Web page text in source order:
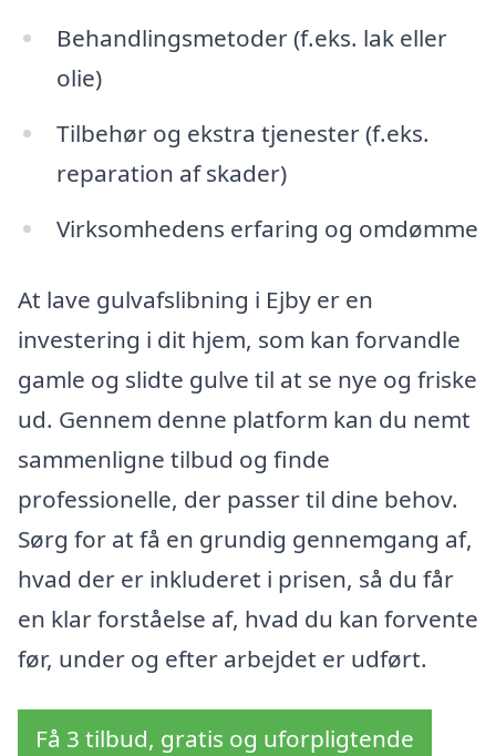
Behandlingsmetoder (f.eks. lak eller
olie)
Tilbehør og ekstra tjenester (f.eks.
reparation af skader)
Virksomhedens erfaring og omdømme
At lave gulvafslibning i Ejby er en
investering i dit hjem, som kan forvandle
gamle og slidte gulve til at se nye og friske
ud. Gennem denne platform kan du nemt
sammenligne tilbud og finde
professionelle, der passer til dine behov.
Sørg for at få en grundig gennemgang af,
hvad der er inkluderet i prisen, så du får
en klar forståelse af, hvad du kan forvente
før, under og efter arbejdet er udført.
Få 3 tilbud, gratis og uforpligtende